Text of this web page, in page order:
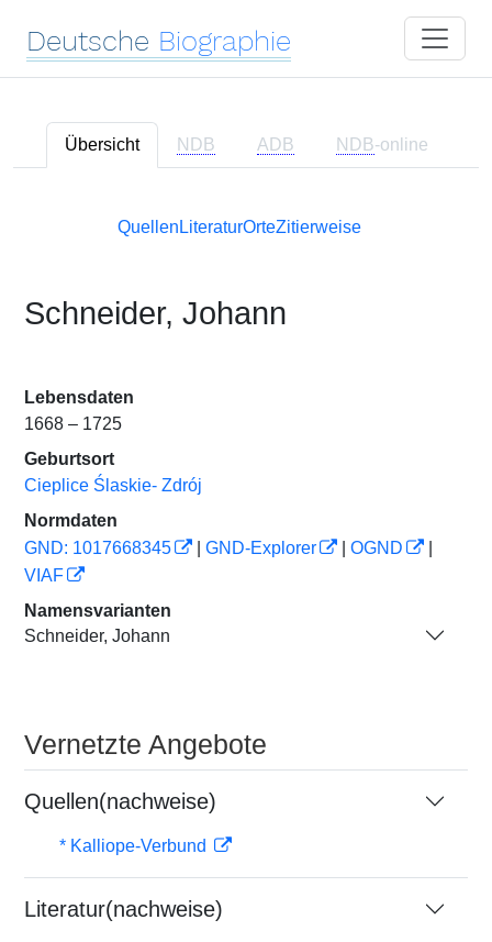
Deutsche Biographie
Übersicht NDB ADB NDB-online
Quellen LiteraturOrteZitierweise
Schneider, Johann
Lebensdaten
1668 – 1725
Geburtsort
Cieplice Ślaskie- Zdrój
Normdaten
GND: 1017668345
GND-Explorer OGND
VIAF
Namensvarianten
Schneider, Johann
Vernetzte Angebote
Quellen(nachweise)
* Kalliope-Verbund
Literatur(nachweise)